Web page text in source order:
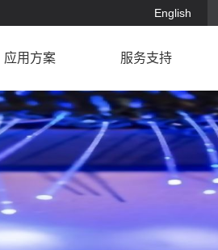
English
应用方案 服务支持